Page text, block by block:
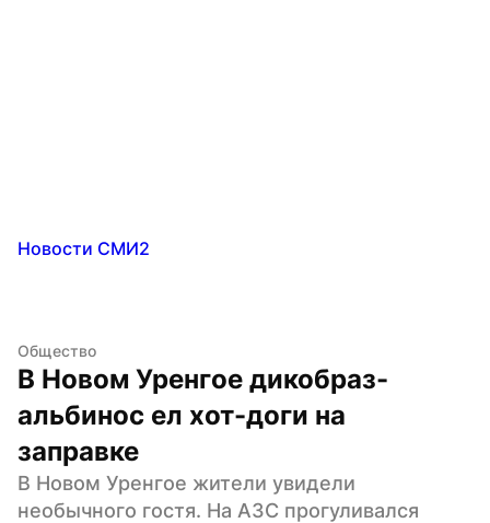
Новости СМИ2
Общество
В Новом Уренгое дикобраз-
альбинос ел хот-доги на
заправке
В Новом Уренгое жители увидели
необычного гостя. На АЗС прогуливался